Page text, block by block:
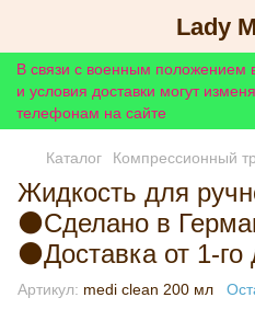
Lady
В связи с военным положением
и условия доставки могут
телефонам на сайте
Каталог Компрессионный
Жидкость для
⚫Сделано в
⚫Доставка от 1-го
Артикул: medi clean 200 мл